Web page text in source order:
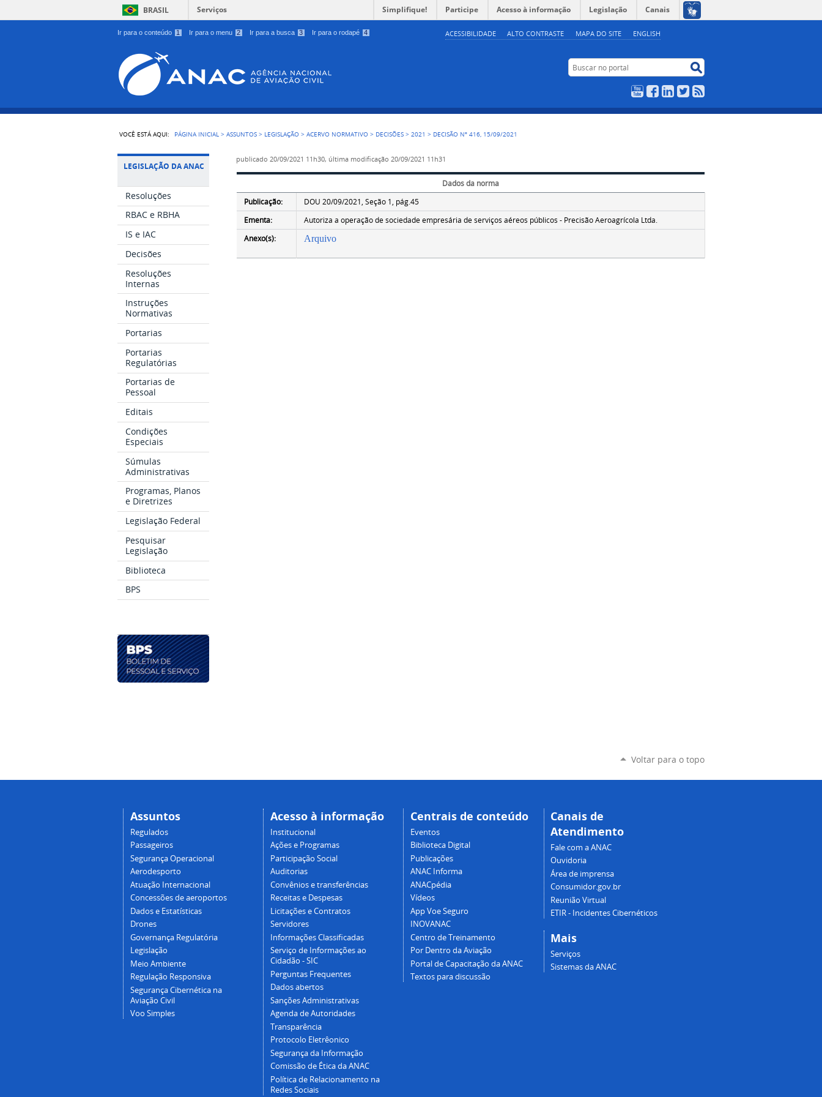
Ir para o conteúdo 1 Ir para o menu 2 Ir para a busca 3 Ir para o rodapé 4 ACESSIBILIDADE ALTO CONTRASTE MAPA DO SITE ENGLISH
BRASIL Serviços Simplifique! Participe Acesso à informação Legislação Canais
Buscar no portal
YouTubeFacebookLinkedIn
Twitter
VOCÊ ESTÁ AQUI: PÁGINA INICIAL >ASSUNTOS > LEGISLAÇÃO >ACERVO NORMATIVO > DECISÕES >2021 > DECISÃO Nº 416, 15/09/2021
LEGISLAÇÃO DA ANAC
Resoluções
RBAC e RBHA
IS e IAC
Decisões
Resoluções
Internas
Instruções
Normativas
Portarias
Portarias
Regulatórias
Portarias de
Pessoal
Editais
Condições
Especiais
Súmulas
Administrativas
Programas, Planos
e Diretrizes
Legislação Federal
Pesquisar
Legislação
Biblioteca
BPS
publicado 20/09/2021 11h30, última modificação 20/09/2021 11h31
Dados da norma
Publicação:
DOU 20/09/2021, Seção 1, pág.45
Ementa:
Autoriza a operação de sociedade empresária de serviços aéreos públicos - Precisão Aeroagrícola Ltda.
Anexo(s):
Arquivo
Voltar para o topo
Assuntos
Regulados
Passageiros
Segurança Operacional
Aerodesporto
Atuação Internacional
Concessões de aeroportos
Dados e Estatísticas
Drones
Governança Regulatória
Legislação
Meio Ambiente
Regulação Responsiva
Segurança Cibernética na
Aviação Civil
Voo Simples
Acesso à informação
Institucional
Ações e Programas
Participação Social
Auditorias
Convênios e transferências
Receitas e Despesas
Licitações e Contratos
Servidores
Informações Classificadas
Serviço de Informações ao
Cidadão - SIC
Perguntas Frequentes
Dados abertos
Sanções Administrativas
Agenda de Autoridades
Transparência
Protocolo Eletrêonico
Segurança da Informação
Comissão de Ética da ANAC
Política de Relacionamento na
Redes Sociais
Centrais de conteúdo
Eventos
Biblioteca Digital
Publicações
ANAC Informa
ANACpédia
Vídeos
App Voe Seguro
INOVANAC
Centro de Treinamento
Por Dentro da Aviação
Portal de Capacitação da ANAC
Textos para discussão
Canais de
Atendimento
Fale com a ANAC
Ouvidoria
Área de imprensa
Consumidor.gov.br
Reunião Virtual
ETIR - Incidentes Cibernéticos
Mais
Serviços
Sistemas da ANAC